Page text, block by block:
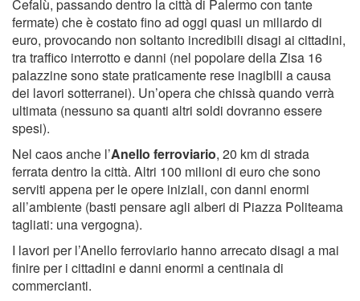
Cefalù, passando dentro la città di Palermo con tante
fermate) che è costato fino ad oggi quasi un miliardo di
euro, provocando non soltanto incredibili disagi ai cittadini,
tra traffico interrotto e danni (nel popolare della Zisa 16
palazzine sono state praticamente rese inagibili a causa
dei lavori sotterranei). Un’opera che chissà quando verrà
ultimata (nessuno sa quanti altri soldi dovranno essere
spesi).
Nel caos anche l’Anello ferroviario, 20 km di strada
ferrata dentro la città. Altri 100 milioni di euro che sono
serviti appena per le opere iniziali, con danni enormi
all’ambiente (basti pensare agli alberi di Piazza Politeama
tagliati: una vergogna).
I lavori per l’Anello ferroviario hanno arrecato disagi a mai
finire per i cittadini e danni enormi a centinaia di
commercianti.